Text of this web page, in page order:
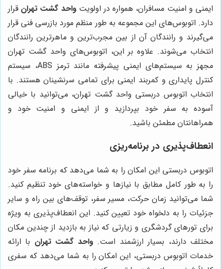
ایمنی و امنیت مسافران، همواره در اولویتواحد گشت تهران قرار
دارد. اتوبوس‌های این مجموعه به طور منظم مورد بازرسی فنی قرار
می‌گیرند و رانندگان آن از بین مجرب‌ترین و ماهرترین رانندگان
انتخاب می‌شوند. علاوه بر این، اتوبوس‌های واحد گشت تهران
مجهز به سیستم‌های ایمنی پیشرفته مانند ترمز ABS، سیستم
کنترل پایداری و کمربند ایمنی برای تمامی سرنشینان هستند. با
انتخاب اتوبوس دربستی واحد گشت تهران، می‌توانید با خیالی
آسوده به سفر خود بپردازید و از ایمنی و امنیت خود و
همراهانتان مطمئن باشید.
انعطاف‌پذیری در برنامه‌ریزی
اتوبوس دربستی این امکان را به شما می‌دهد که برنامه سفر خود
را به طور کامل مطابق با نیازها و خواسته‌های خود تنظیم کنید.
شما می‌توانید زمان حرکت، مسیر سفر، توقف‌های بین راه و سایر
جزئیات را به دلخواه خود تعیین کنید. این انعطاف‌پذیری به ویژه
برای تورهای گردشگری و زیارتی که نیاز به بازدید از چندین مکان
مختلف دارند، بسیار ارزشمند است.واحد گشت تهران با ارائه
خدمات اتوبوس دربستی، این امکان را به شما می‌دهد که سفری